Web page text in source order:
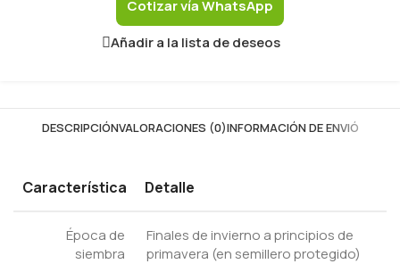
Cotizar vía WhatsApp
Añadir a la lista de deseos
DESCRIPCIÓNVALORACIONES (0)INFORMACIÓN DE ENVIÓ
Característica Detalle
Época de
siembra
Finales de invierno a principios de
primavera (en semillero protegido)